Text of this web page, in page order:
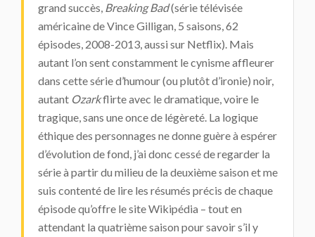
grand succès, Breaking Bad(série télévisée
américaine de Vince Gilligan, 5 saisons, 62
épisodes, 2008-2013, aussi sur Netflix). Mais
autant l’on sent constamment le cynisme affleurer
dans cette série d’humour (ou plutôt d’ironie) noir,
autant Ozarkflirte avec le dramatique, voire le
tragique, sans une once de légèreté. La logique
éthique des personnages ne donne guère à espérer
d’évolution de fond, j’ai donc cessé de regarder la
série à partir du milieu de la deuxième saison et me
suis contenté de lire les résumés précis de chaque
épisode qu’offre le site Wikipédia – tout en
attendant la quatrième saison pour savoir s’il y